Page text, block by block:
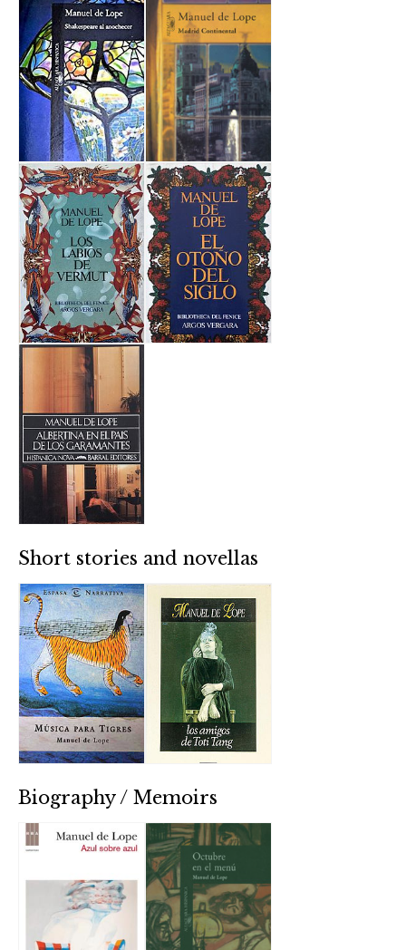
Short stories and novellas
Biography / Memoirs